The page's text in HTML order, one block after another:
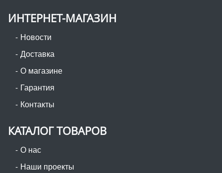
ИНТЕРНЕТ-МАГАЗИН
Новости
Доставка
О магазине
Гарантия
Контакты
КАТАЛОГ ТОВАРОВ
О нас
Наши проекты